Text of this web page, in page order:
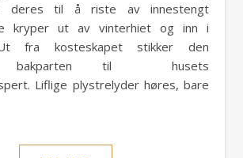
deres til å riste av innestengt
kryper ut av vinterhiet og inn i
fra kosteskapet stikker den
bakparten til husets
Liflige plystrelyder høres, bare